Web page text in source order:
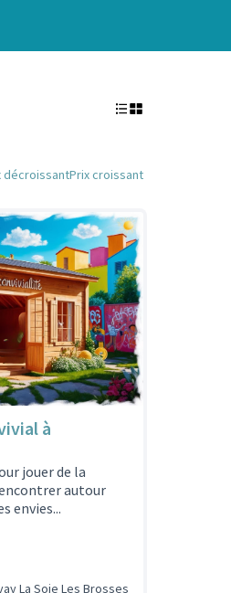
décroissantPrix croissant
à
jouer de la
autour
envies...
La Soie Les Brosses